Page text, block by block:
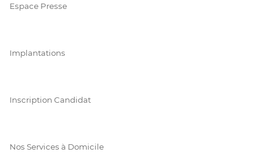
Espace Presse
Implantations
Inscription Candidat
Nos Services à Domicile